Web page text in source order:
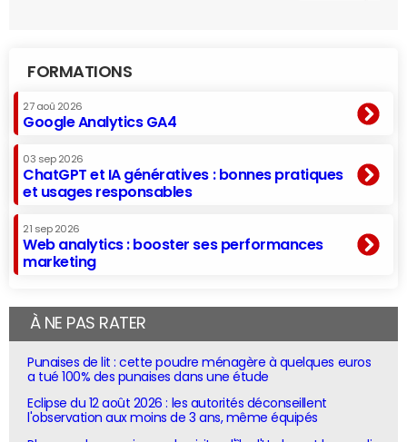
FORMATIONS
27 aoû 2026
Google Analytics GA4
03 sep 2026
ChatGPT et IA génératives : bonnes pratiques
et usages responsables
21 sep 2026
Web analytics : booster ses performances
marketing
À NE PAS RATER
Punaises de lit : cette poudre ménagère à quelques euros
a tué 100% des punaises dans une étude
Eclipse du 12 août 2026 : les autorités déconseillent
l'observation aux moins de 3 ans, même équipés